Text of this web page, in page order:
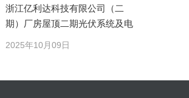
浙江亿利达科技有限公司（二
期）厂房屋顶二期光伏系统及电
2025年10月09日